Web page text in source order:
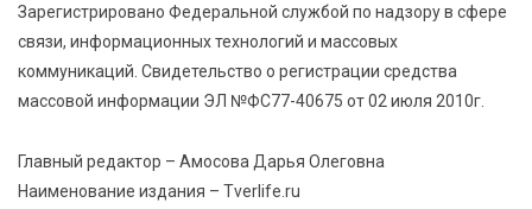
августа с пользой и драйвом
6 Авг 2026 08:40 200
дождь: что ждёт жителей Тверской области
сегодня
Зарегистрировано Федеральной службой по надзору в сфере
связи, информационных технологий и массовых
коммуникаций. Свидетельство о регистрации средства
массовой информации ЭЛ №ФС77-40675 от 02 июля 2010г.
Главный редактор – Амосова Дарья Олеговна
Наименование издания – Tverlife.ru